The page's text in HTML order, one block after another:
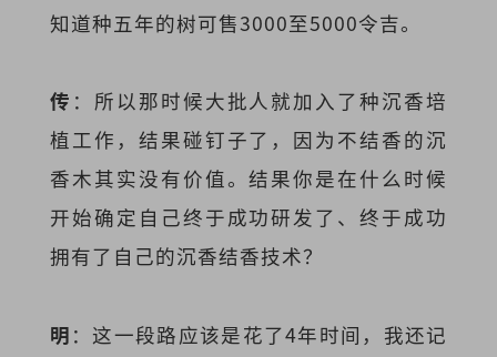
知道种五年的树可售3000至5000令吉。
传 ：所以那时候大批人就加入了种沉香培
植工作，结果碰钉子了，因为不结香的沉
香木其实没有价值。结果你是在什么时候
开始确定自己终于成功研发了、终于成功
拥有了自己的沉香结香技术？
明 ：这一段路应该是花了4年时间，我还记